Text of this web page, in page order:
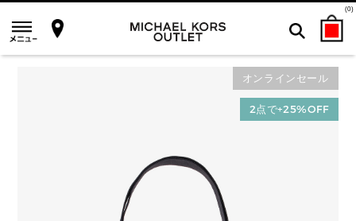
(0)
検索
オンラインセール
2点で+25%OFF